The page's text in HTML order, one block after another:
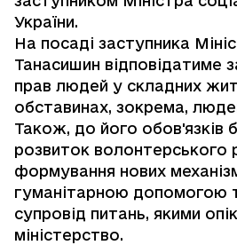
України.
На посаді заступника
Танасишин відповідатиме
прав людей у складних
обставинах, зокрема,
Також, до його обов'язків
розвиток волонтерського
формування нових
гуманітарною допомогою
супровід питань, якими
міністерство.